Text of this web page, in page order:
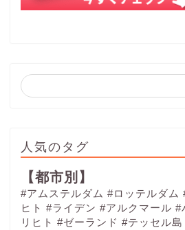
人気のタグ
【都市別】
#アムステルダム #ロッテルダム
ヒト #ライデン #アルクマール #
リヒト #ゼーランド #テッセル島